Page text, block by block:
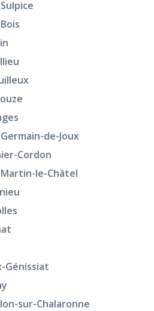
de-Joux
Cordon
le-Châtel
Génissiat
sur-Chalaronne